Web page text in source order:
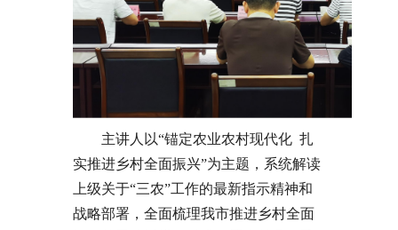
主讲人以“锚定农业农村现代化 扎
实推进乡村全面振兴”为主题，系统解读
上级关于“三农”工作的最新指示精神和
战略部署，全面梳理我市推进乡村全面